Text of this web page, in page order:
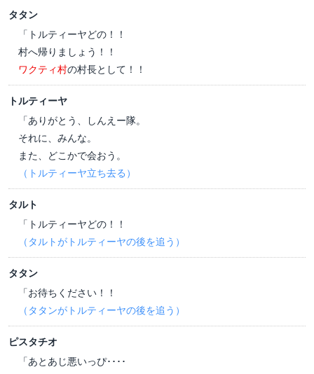
タタン
「トルティーヤどの！！
村へ帰りましょう！！
ワクティ村の村長として！！
トルティーヤ
「ありがとう、しんえー隊。
それに、みんな。
また、どこかで会おう。
（トルティーヤ立ち去る）
タルト
「トルティーヤどの！！
（タルトがトルティーヤの後を追う）
タタン
「お待ちください！！
（タタンがトルティーヤの後を追う）
ピスタチオ
「あとあじ悪いっぴ････